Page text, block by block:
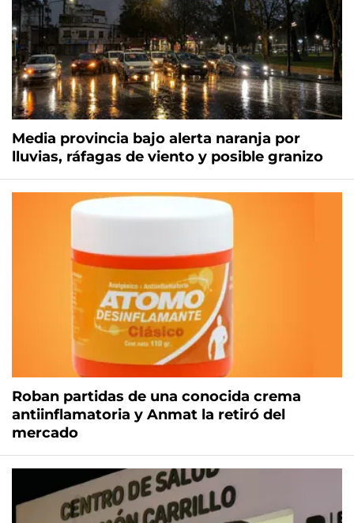
Media provincia bajo alerta naranja por
lluvias, ráfagas de viento y posible granizo
Roban partidas de una conocida crema
antiinflamatoria y Anmat la retiró del
mercado